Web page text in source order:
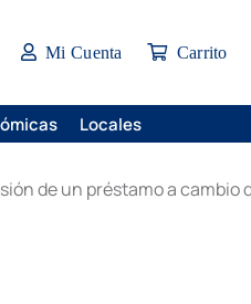
Mi Cuenta Carrito
Locales
de un préstamo a cambio